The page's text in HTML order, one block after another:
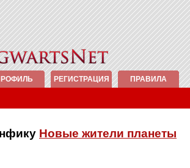
РЕГИСТРАЦИЯ ПРАВИЛА
Новые жители планеты